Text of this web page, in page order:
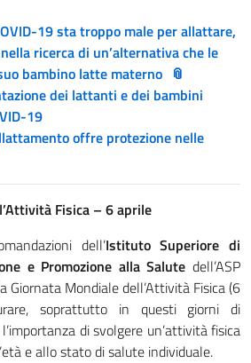
19 sta troppo male per allattare,
ricerca di un’alternativa che le
bambino latte materno
dei lattanti e dei bambini
19
offre protezione nelle
Fisica – 6 aprile
dell’Istituto Superiore di
e Promozione alla Salute dell’ASP
Giornata Mondiale dell’Attività Fisica (6
soprattutto in questi giorni di
di svolgere un’attività fisica
e allo stato di salute individuale.